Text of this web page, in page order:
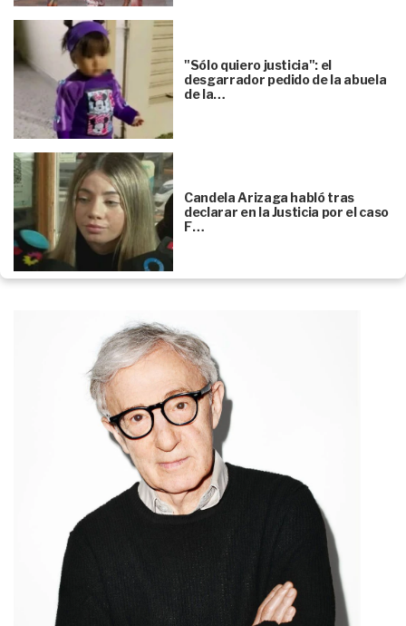
"Sólo quiero justicia": el
desgarrador pedido de la abuela
de la…
Candela Arizaga habló tras
declarar en la Justicia por el caso
F…